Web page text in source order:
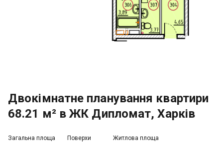
Двокімнатне планування квартири
68.21 м² в ЖК Дипломат, Харків
Загальна площа Поверхи Житлова площа